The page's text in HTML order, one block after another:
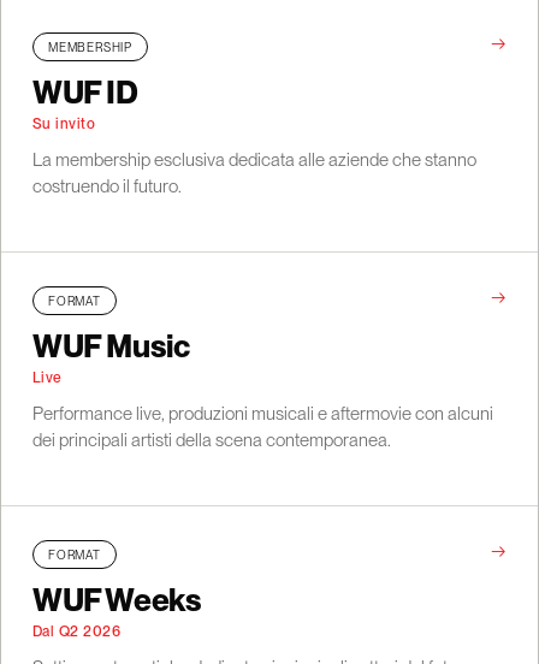
MEMBERSHIP →
WUF ID
Su invito
La membership esclusiva dedicata alle aziende che stanno
costruendo il futuro.
FORMAT →
WUF Music
Live
Performance live, produzioni musicali e aftermovie con alcuni
dei principali artisti della scena contemporanea.
FORMAT →
WUF Weeks
Dal Q2 2026